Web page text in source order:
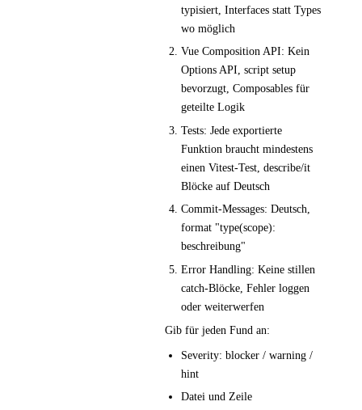
typisiert, Interfaces statt Types
wo möglich
Vue Composition API: Kein
Options API, script setup
bevorzugt, Composables für
geteilte Logik
Tests: Jede exportierte
Funktion braucht mindestens
einen Vitest-Test, describe/it
Blöcke auf Deutsch
Commit-Messages: Deutsch,
format "type(scope):
beschreibung"
Error Handling: Keine stillen
catch-Blöcke, Fehler loggen
oder weiterwerfen
Gib für jeden Fund an:
Severity: blocker / warning /
hint
Datei und Zeile